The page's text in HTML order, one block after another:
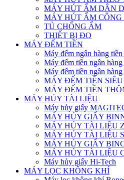
MÁY HÚT ẨM DÂN
MÁY HÚT ẨM CÔNG
TỦ CHỐNG ẨM
THIẾT BỊ ĐO
MÁY ĐẾM TIỀN
Máy đếm ngân hàng
Máy đếm tiền ngân hàng
Máy đếm tiền ngân
MÁY ĐẾM TIỀN SIÊU
MÁY ĐẾM TIỀN
MÁY HỦY TÀI LIỆU
Máy hủy giấy
MÁY HỦY GIẤY
MÁY HỦY TÀI LIỆU
MÁY HỦY TÀI LIỆU
MÁY HỦY GIẤY
MÁY HỦY TÀI LIỆU
Máy hủy giấy Hi-Tech
MÁY LỌC KHÔNG KHÍ